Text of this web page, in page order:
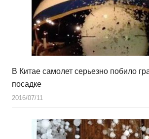
В Китае самолет серьезно побило
посадке
2016/07/11